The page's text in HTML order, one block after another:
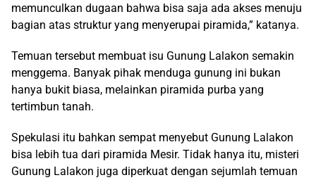
memunculkan dugaan bahwa bisa saja ada akses menuju
bagian atas struktur yang menyerupai piramida,” katanya.
Temuan tersebut membuat isu Gunung Lalakon semakin
menggema. Banyak pihak menduga gunung ini bukan
hanya bukit biasa, melainkan piramida purba yang
tertimbun tanah.
Spekulasi itu bahkan sempat menyebut Gunung Lalakon
bisa lebih tua dari piramida Mesir. Tidak hanya itu, misteri
Gunung Lalakon juga diperkuat dengan sejumlah temuan